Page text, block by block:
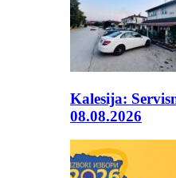
Kalesija:
08.08.2026